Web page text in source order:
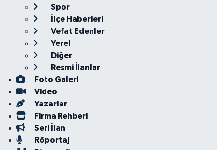
Spor
İlçe Haberleri
Vefat Edenler
Yerel
Diğer
Resmi İlanlar
Foto Galeri
Video
Yazarlar
Firma Rehberi
Seri İlan
Röportaj